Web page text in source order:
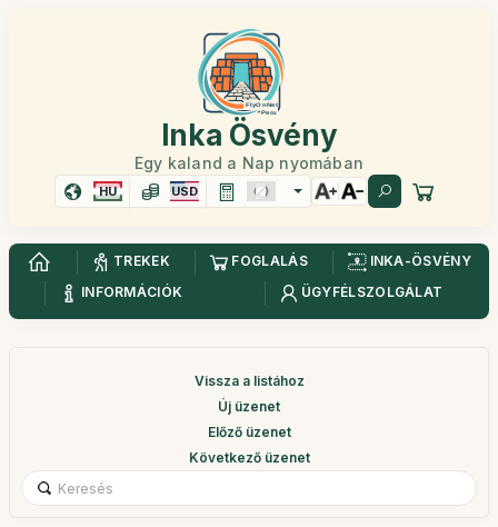
Inka Ösvény
Egy kaland a Nap nyomában
HU USD
TREKEK FOGLALÁS
INKA-ÖSVÉNY
INFORMÁCIÓK
ÜGYFÉLSZOLGÁLAT
Vissza a listához
Új üzenet
Előző üzenet
Következő üzenet